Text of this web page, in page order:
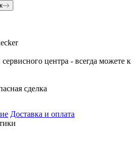
центра - всегда можете к
сделка
Доставка и оплата